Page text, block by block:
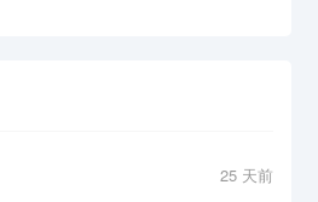
25 天前